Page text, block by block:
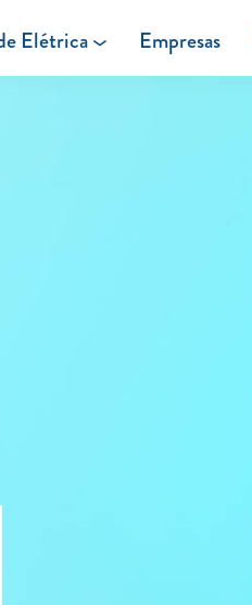
Elétrica Empresas